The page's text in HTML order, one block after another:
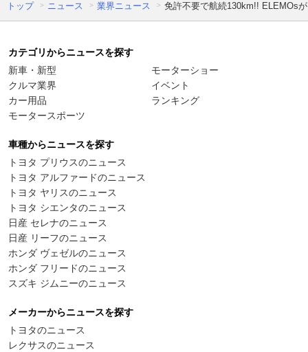
トップ ニュース 業界ニュース 免許不要で航続130km!! ELEMOs
カテゴリからニュースを探す
新車・新型
クルマ業界
カー用品
モータースポーツ
モーターショー
イベント
ランキング
車種からニュースを探す
トヨタ プリウスのニュース
トヨタ アルファードのニュース
トヨタ ヤリスのニュース
トヨタ シエンタのニュース
日産 セレナのニュース
日産 リーフのニュース
ホンダ ヴェゼルのニュース
ホンダ フリードのニュース
スズキ ジムニーのニュース
メーカーからニュースを探す
トヨタのニュース
レクサスのニュース